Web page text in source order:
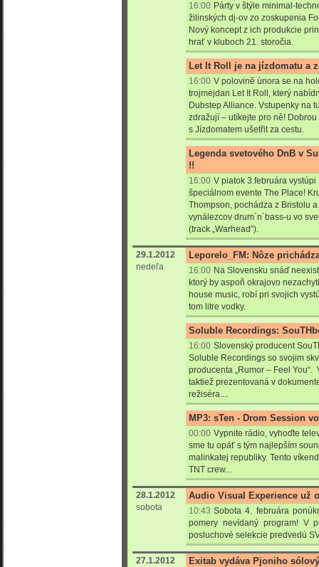
16:00 Párty v štýle minimal-
žilinských dj-ov zo zoskupenia
Nový koncept z ich produkcie
hrať v kluboch 21. storočia.
Let It Roll je na jízdomatu a
16:00 V polovině února se na
trojmejdan Let It Roll, který
Dubstep Alliance. Vstupenky na
zdražují – utíkejte pro ně!
s Jízdomatem ušetřit za cestu.
Legenda svetového DnB v
!!
16:00 V piatok 3.februára
špeciálnom evente The Place!
Thompson, pochádza z Bristolu
vynálezcov drum´n´bass-u vo
(track „Warhead“).
29.1.2012
nedeľa
Leporelo_FM: Nôze
16:00 Na Slovensku snáď
ktorý by aspoň okrajovo
house music, robí pri svojich
tom litre vodky.
Soluble Recordings:
16:00 Slovenský producent
Soluble Recordings so svojim
producenta „Rumor – Feel
taktiež prezentovaná v
režiséra....
MP3: sTen - Drom Session
00:00 Vypnite rádio, vyhoďte
sme tu opäť s tým najlepším
malinkatej republiky. Tento
TNT crew...
28.1.2012
sobota
Audio Visual Experience už
10:43 Sobota 4. februára
pomery nevídaný program! V
posluchové selekcie predvedú
27.1.2012
Exitab vydáva Pjoniho